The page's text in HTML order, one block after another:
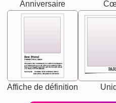
Anniversaire
Best Friend
[<NAME>] Noun, feminie
Synonyms: Soulmate, closet confidante, sister at
heart person, life partner in adventure.
The person who understands you without explanation
you accepts just as you are. She's your partner in life's,
chaos your biggest supporter, and the one with whom
you share your best memories.
Affiche de définition